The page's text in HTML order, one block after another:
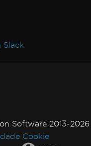
Slack
Software 2013-2026
Cookie